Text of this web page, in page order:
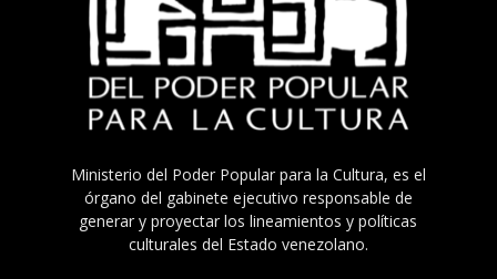
Ministerio del Poder Popular para la Cultura, es el
órgano del gabinete ejecutivo responsable de
generar y proyectar los lineamientos y políticas
culturales del Estado venezolano.